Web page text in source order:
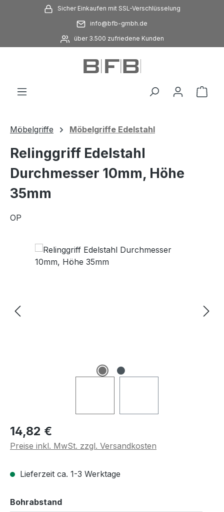
Zum Hauptinhalt springenSicher Einkaufen mit SSL-Verschlüsselung
info@bfb-gmbh.de
über 3.500 zufriedene Kunden
Möbelgriffe Möbelgriffe Edelstahl
Relinggriff Edelstahl
Durchmesser 10mm, Höhe
35mm
OP
Regulärer Preis:
14,82 €
Preise inkl. MwSt. zzgl. Versandkosten
Lieferzeit ca. 1-3 Werktage
Bohrabstandauswählen